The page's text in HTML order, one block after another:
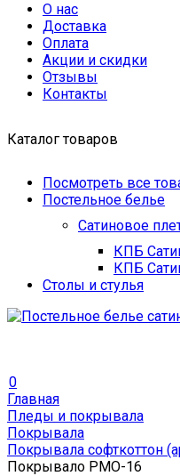
О нас
Доставка
Оплата
Акции и скидки
Отзывы
Контакты
Каталог товаров
Посмотреть все
Постельное белье
Сатиновое
КПБ
КПБ
Столы и стулья
0
Главная
Пледы и покрывала
Покрывала
Покрывала софткоттон
Покрывало PMO-16